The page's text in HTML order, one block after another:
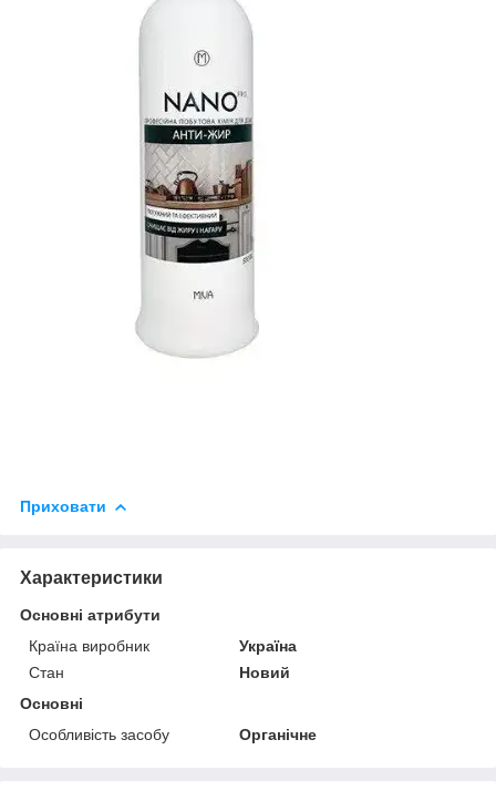
Приховати
Характеристики
Основні атрибути
Країна виробник
Україна
Стан
Новий
Основні
Особливість засобу
Органічне